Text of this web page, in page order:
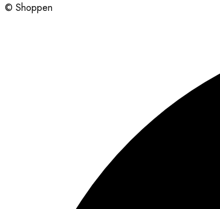
© Shoppen